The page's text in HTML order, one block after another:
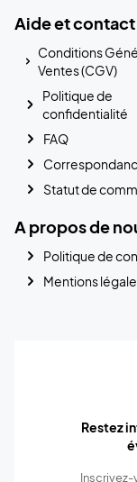
Aide et contact
Conditions
Ventes (CGV)
Politique de
confidentialité
FAQ
Statut de
A propos de
Politique de
Mentions
Restez
Inscrivez-